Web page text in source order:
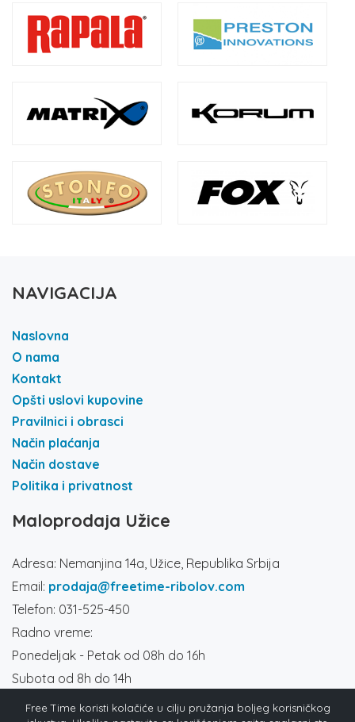
NAVIGACIJA
Naslovna
O nama
Kontakt
Opšti uslovi kupovine
Pravilnici i obrasci
Način plaćanja
Način dostave
Politika i privatnost
Maloprodaja Užice
Adresa: Nemanjina 14a, Užice, Republika Srbija
Email: prodaja@freetime-ribolov.com
Telefon: 031-525-450
Radno vreme:
Ponedeljak - Petak od 08h do 16h
Subota od 8h do 14h
Društvene mreže
Free Time koristi kolačiće u cilju pružanja boljeg korisničkog